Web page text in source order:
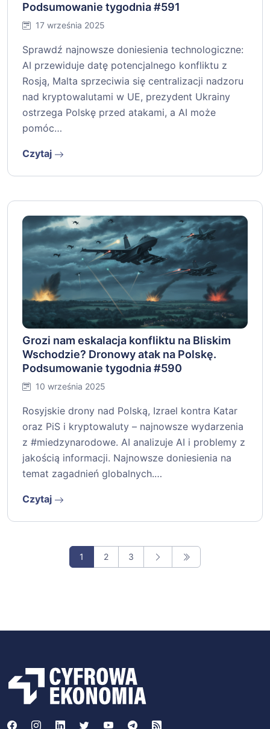
Podsumowanie tygodnia #591
17 września 2025
Sprawdź najnowsze doniesienia technologiczne:
AI przewiduje datę potencjalnego konfliktu z
Rosją, Malta sprzeciwia się centralizacji nadzoru
nad kryptowalutami w UE, prezydent Ukrainy
ostrzega Polskę przed atakami, a AI może
pomóc…
Czytaj
Grozi nam eskalacja konfliktu na Bliskim
Wschodzie? Dronowy atak na Polskę.
Podsumowanie tygodnia #590
10 września 2025
Rosyjskie drony nad Polską, Izrael kontra Katar
oraz PiS i kryptowaluty – najnowsze wydarzenia
z #miedzynarodowe. AI analizuje AI i problemy z
jakością informacji. Najnowsze doniesienia na
temat zagadnień globalnych.…
Czytaj
1 2 3